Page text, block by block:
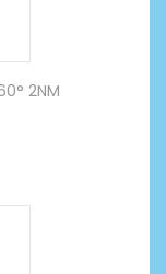
2NM